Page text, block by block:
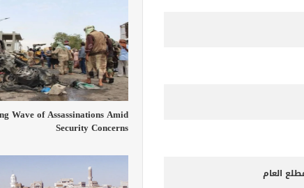
Wave of Assassinations Amid
Security Concerns